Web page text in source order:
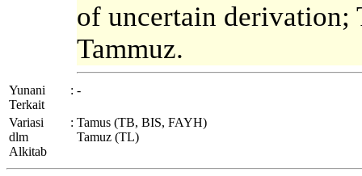
of uncertain derivation;
Tammuz.
Yunani
Terkait
: -
Variasi
dlm
Alkitab
: Tamus (TB, BIS, FAYH)
Tamuz (TL)